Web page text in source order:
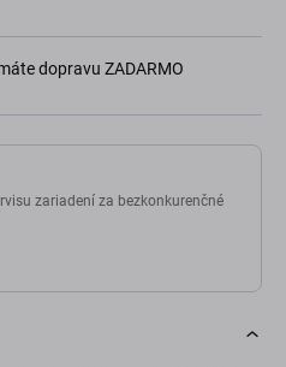
dopravu ZADARMO
zariadení za bezkonkurenčné